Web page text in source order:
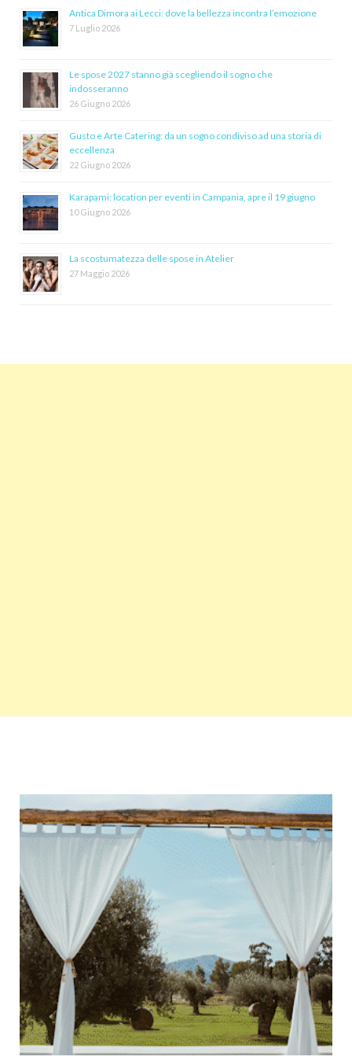
Antica Dimora ai Lecci: dove la bellezza incontra l’emozione
7 Luglio 2026
Le spose 2027 stanno già scegliendo il sogno che
indosseranno
26 Giugno 2026
Gusto e Arte Catering: da un sogno condiviso ad una storia di
eccellenza
22 Giugno 2026
Karapami: location per eventi in Campania, apre il 19 giugno
10 Giugno 2026
La scostumatezza delle spose in Atelier
27 Maggio 2026